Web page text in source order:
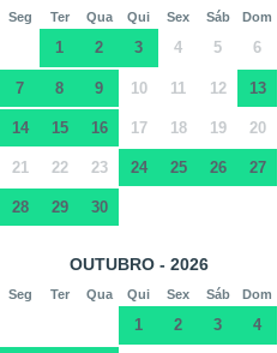
Seg Ter Qua Qui Sex Sáb Dom
1 2 3 4 5 6
7 8 9 10 11 12 13
14 15 16 17 18 19 20
21 22 23 24 25 26 27
28 29 30
OUTUBRO - 2026
Seg Ter Qua Qui Sex Sáb Dom
1 2 3 4